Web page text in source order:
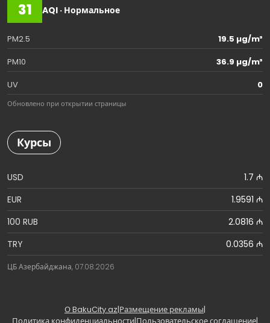
31 AQI · Нормальное
PM2.5
19.5 µg/m³
PM10
36.9 µg/m³
UV
0
Обновлено при открытии страницы
Курсы
USD
1.7 ₼
EUR
1.9591 ₼
100 RUB
2.0816 ₼
TRY
0.0356 ₼
ЦБ Азербайджана, 07.08.2026
О BakuCity.az|Размещение рекламы|